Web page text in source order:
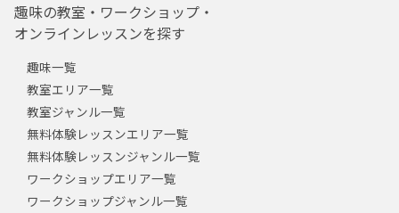
趣味の教室・ワークショップ・
オンラインレッスンを探す
趣味一覧
教室エリア一覧
教室ジャンル一覧
無料体験レッスンエリア一覧
無料体験レッスンジャンル一覧
ワークショップエリア一覧
ワークショップジャンル一覧